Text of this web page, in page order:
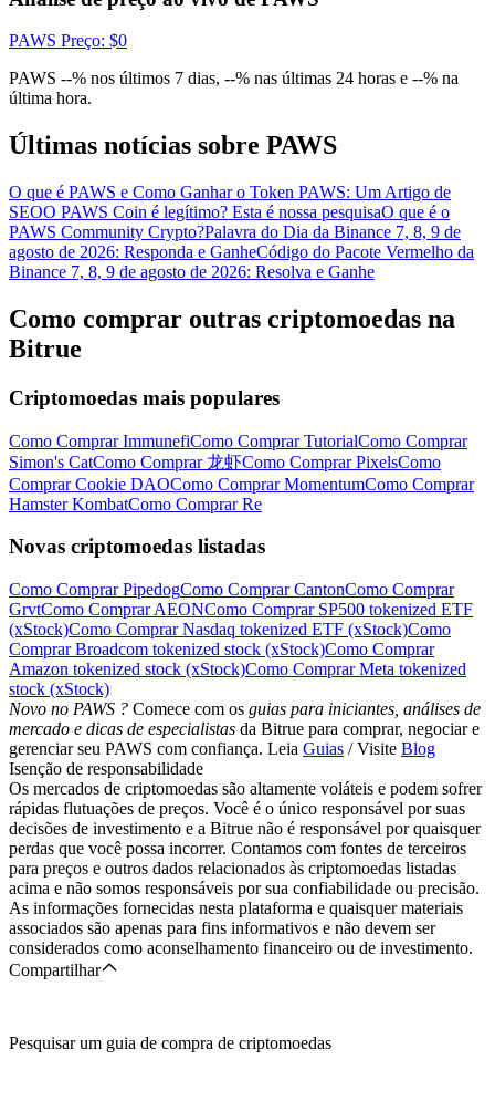
PAWS Preço: $0
PAWS --% nos últimos 7 dias, --% nas últimas 24 horas e --% na
última hora.
Últimas notícias sobre PAWS
O que é PAWS e Como Ganhar o Token PAWS: Um Artigo de
SEOO PAWS Coin é legítimo? Esta é nossa pesquisaO que é o
PAWS Community Crypto?Palavra do Dia da Binance 7, 8, 9 de
agosto de 2026: Responda e GanheCódigo do Pacote Vermelho da
Binance 7, 8, 9 de agosto de 2026: Resolva e Ganhe
Como comprar outras criptomoedas na
Bitrue
Criptomoedas mais populares
Como Comprar ImmunefiComo Comprar TutorialComo Comprar
Simon's CatComo Comprar 龙虾Como Comprar PixelsComo
Comprar Cookie DAOComo Comprar MomentumComo Comprar
Hamster KombatComo Comprar Re
Novas criptomoedas listadas
Como Comprar PipedogComo Comprar CantonComo Comprar
GrvtComo Comprar AEONComo Comprar SP500 tokenized ETF
(xStock)Como Comprar Nasdaq tokenized ETF (xStock)Como
Comprar Broadcom tokenized stock (xStock)Como Comprar
Amazon tokenized stock (xStock)Como Comprar Meta tokenized
stock (xStock)
Novo no PAWS ? Comece com os guias para iniciantes, análises de
mercado e dicas de especialistas da Bitrue para comprar, negociar e
gerenciar seu PAWS com confiança. Leia Guias / Visite Blog
Isenção de responsabilidade
Os mercados de criptomoedas são altamente voláteis e podem sofrer
rápidas flutuações de preços. Você é o único responsável por suas
decisões de investimento e a Bitrue não é responsável por quaisquer
perdas que você possa incorrer. Contamos com fontes de terceiros
para preços e outros dados relacionados às criptomoedas listadas
acima e não somos responsáveis por sua confiabilidade ou precisão.
As informações fornecidas nesta plataforma e quaisquer materiais
associados são apenas para fins informativos e não devem ser
considerados como aconselhamento financeiro ou de investimento.
Compartilhar
Pesquisar um guia de compra de criptomoedas